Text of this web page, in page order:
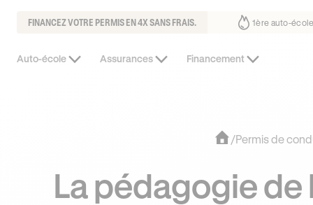
FINANCEZ VOTRE PERMIS EN 4X SANS FRAIS.
déjà confiance 30% moins chère que l’auto-école de votre
Auto-école Assurances Financement
/Permis de
La pédagogie de